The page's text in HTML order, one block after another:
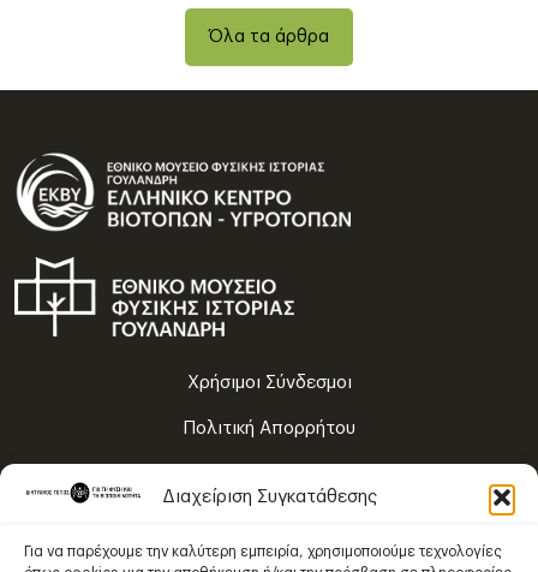
Διαχείριση Συγκατάθεσης
Για να παρέχουμε την καλύτερη εμπειρία, χρησιμοποιούμε τεχνολογίες
Όλα τα άρθρα
Χρήσιμοι Σύνδεσμοι
Πολιτική Απορρήτου